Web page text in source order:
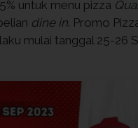
untuk menu pizza
dine in. Promo
mulai tanggal 25-26